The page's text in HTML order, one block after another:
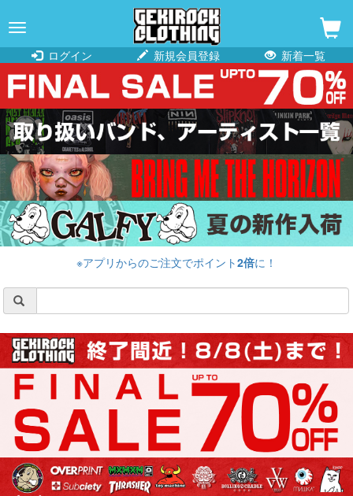
navigation
ログイン
新規会員登録 新着一覧
※アプリからのご注文でポイント2倍に！